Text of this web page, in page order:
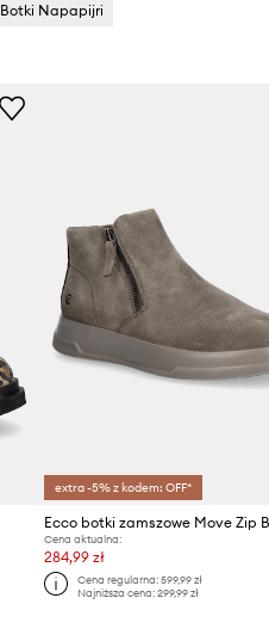
Botki Napapijri
extra -5% z kodem: OFF*
Ecco botki zamszowe Move Zip
Cena aktualna:
284,99 zł
Cena regularna: 599,99 zł
Najniższa cena: 299,99 zł